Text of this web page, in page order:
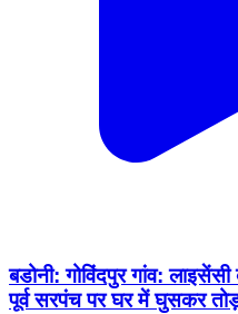
बडोनी: गोविंदपुर गांव:
पूर्व सरपंच पर घर में घुसकर